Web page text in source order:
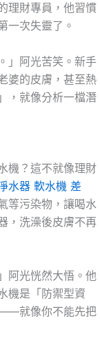
理財專員，他習慣
一次失靈了。
」阿光苦笑。新手
婆的皮膚，甚至熱
，就像分析一檔潛
機？這不就像理財
水器 軟水機 差
等污染物，讓喝水
，洗澡後皮膚不再
阿光恍然大悟。他
機是「防禦型資
——就像你不能先把